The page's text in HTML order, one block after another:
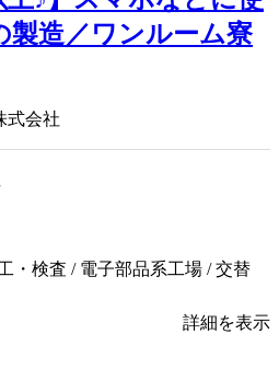
製造／ワンルーム寮
式会社
・検査 / 電子部品系工場 / 交替
詳細を表示